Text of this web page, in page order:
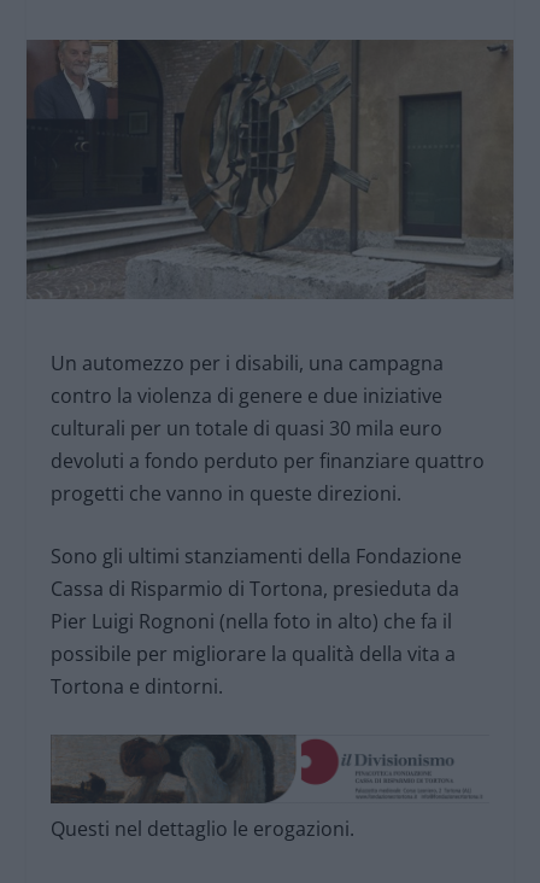
Un automezzo per i disabili, una campagna
contro la violenza di genere e due iniziative
culturali per un totale di quasi 30 mila euro
devoluti a fondo perduto per finanziare quattro
progetti che vanno in queste direzioni.
Sono gli ultimi stanziamenti della Fondazione
Cassa di Risparmio di Tortona, presieduta da
Pier Luigi Rognoni (nella foto in alto) che fa il
possibile per migliorare la qualità della vita a
Tortona e dintorni.
Questi nel dettaglio le erogazioni.